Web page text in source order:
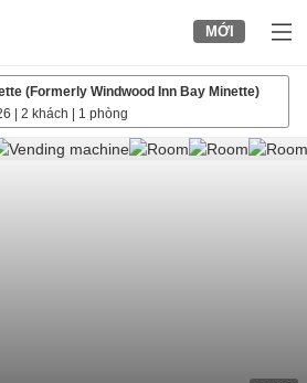
MỚI
(Formerly Windwood Inn Bay Minette)
2 khách 1 phòng